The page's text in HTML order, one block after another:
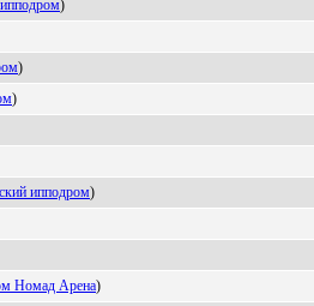
)
)
)
ипподpом)
Hoмад Aрена)